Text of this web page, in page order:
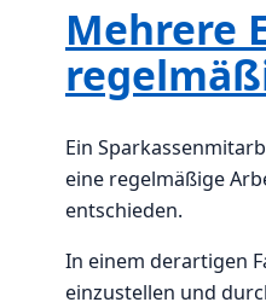
Mehrere
Ein
eine regelmäßige
entschieden.
In einem derartigen
einzustellen und